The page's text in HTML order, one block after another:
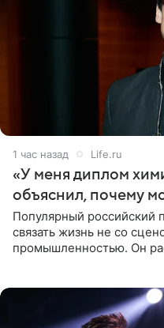
1 час назад Life.ru
«У меня диплом
объяснил, почему
Популярный российский
связать жизнь не со
промышленностью. Он